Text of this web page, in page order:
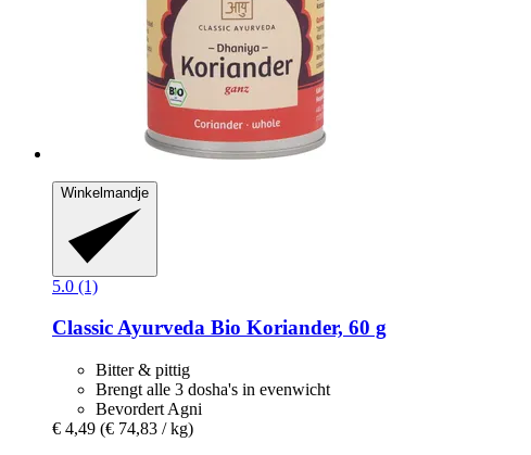
Winkelmandje
5.0 (1)
Classic Ayurveda Bio Koriander, 60 g
Bitter & pittig
Brengt alle 3 dosha's in evenwicht
Bevordert Agni
€ 4,49 (€ 74,83 / kg)